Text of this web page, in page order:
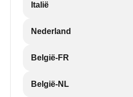
Italië
Nederland
België-FR
België-NL